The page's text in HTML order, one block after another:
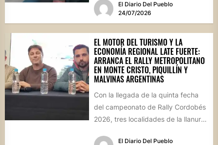
El Diario Del Pueblo
24/07/2026
EL MOTOR DEL TURISMO Y LA
ECONOMÍA REGIONAL LATE FUERTE:
ARRANCA EL RALLY METROPOLITANO
EN MONTE CRISTO, PIQUILLÍN Y
MALVINAS ARGENTINAS
Con la llegada de la quinta fecha
del campeonato de Rally Cordobés
2026, tres localidades de la llanura
El Diario Del Pueblo